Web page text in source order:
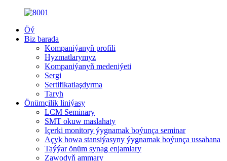
Öý
Biz barada
Kompaniýanyň profili
Hyzmatlarymyz
Kompaniýanyň medeniýeti
Sergi
Sertifikatlaşdyrma
Taryh
Önümçilik liniýasy
LCM Seminary
SMT okuw maslahaty
Içerki monitory ýygnamak boýunça seminar
Açyk howa stansiýasyny ýygnamak boýunça ussahana
Taýýar önüm synag enjamlary
Zawodyň ammary